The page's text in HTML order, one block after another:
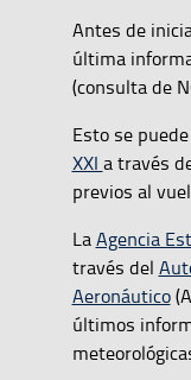
Antes de
última
(consulta de
Esto se
XXI a través
previos al
LaAgencia
través del
Aeronáutico
últimos